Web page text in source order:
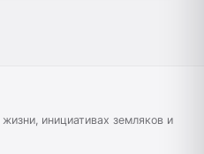
инициативах земляков и